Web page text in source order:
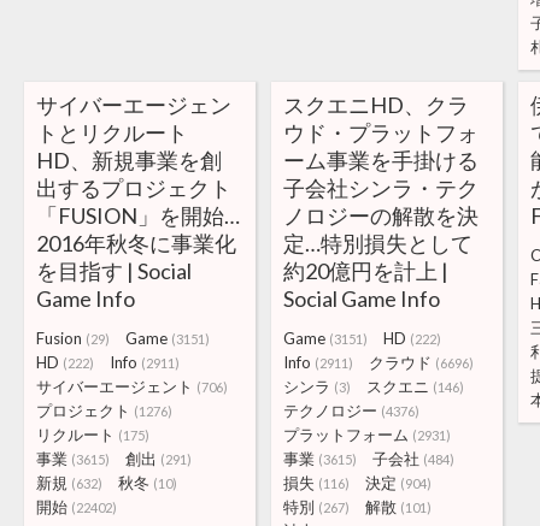
サイバーエージェン
トとリクルート
HD、新規事業を創
出するプロジェクト
「FUSION」を開始…
2016年秋冬に事業化
を目指す | Social
Game Info
Fusion (29) Game (3151)
HD (222) Info (2911)
サイバーエージェント (706)
プロジェクト (1276)
リクルート (175)
事業 (3615) 創出 (291)
新規 (632) 秋冬 (10)
開始 (22402)
スクエニHD、クラ
ウド・プラットフォ
ーム事業を手掛ける
子会社シンラ・テク
ノロジーの解散を決
定…特別損失として
約20億円を計上 |
Social Game Info
Game (3151) HD (222)
Info (2911) クラウド (6696)
シンラ (3) スクエニ (146)
テクノロジー (4376)
プラットフォーム (2931)
事業 (3615) 子会社 (484)
損失 (116) 決定 (904)
特別 (267) 解散 (101)